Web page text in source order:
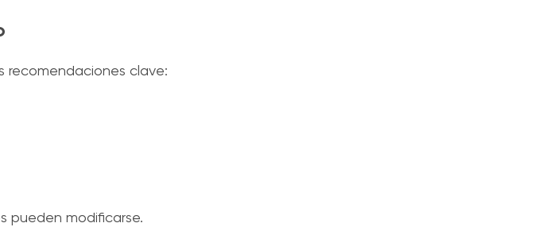
recomendaciones clave:
pueden modificarse.